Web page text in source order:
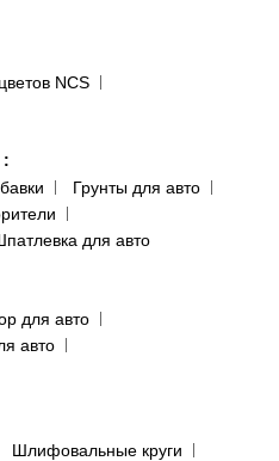
NCS
:
Грунты для авто
для авто
для авто
авто
Шлифовальные круги